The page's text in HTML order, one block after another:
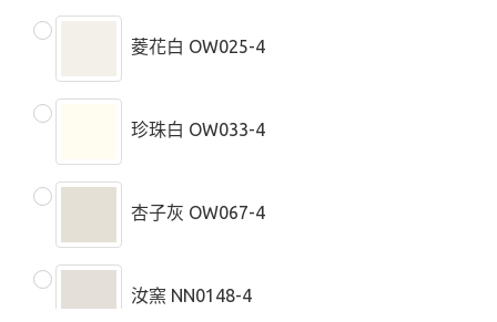
菱花白 OW025-4
珍珠白 OW033-4
杏子灰 OW067-4
汝窯 NN0148-4